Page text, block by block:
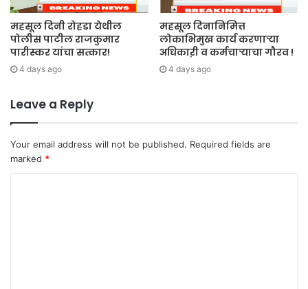
महसूल दिनी रोहडा येथील
पोलीस पाटील राजकुमार
पारीस्कर यांचा सत्कार!
4 days ago
महसूल दिनानिमित्त
लोकाभिमुख कार्य करणाऱ्या
अधिकाऱी व कर्मचाऱ्याचा गौरव !
4 days ago
Leave a Reply
Your email address will not be published. Required fields are
marked *